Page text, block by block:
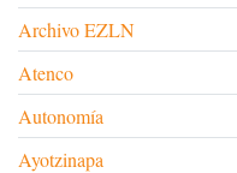
Archivo EZLN
Atenco
Autonomía
Ayotzinapa